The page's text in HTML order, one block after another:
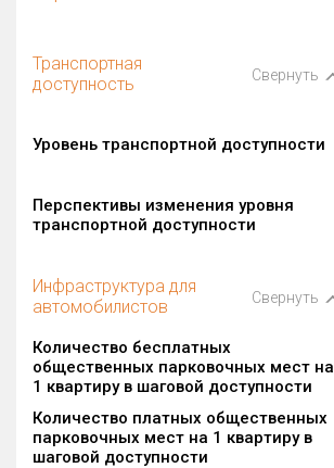
Транспортная
доступность
Свернуть
Уровень транспортной доступности
Перспективы изменения уровня
транспортной доступности
Инфраструктура для
автомобилистов
Свернуть
Количество бесплатных
общественных парковочных мест на
1 квартиру в шаговой доступности
Количество платных общественных
парковочных мест на 1 квартиру в
шаговой доступности